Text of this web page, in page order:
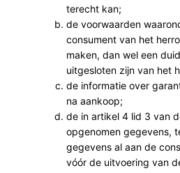
terecht kan;
de voorwaarden
consument van het
maken, dan wel een
uitgesloten zijn van het
de informatie over
na aankoop;
de in artikel 4 lid 3 van
opgenomen gegevens,
gegevens al aan de
vóór de uitvoering van